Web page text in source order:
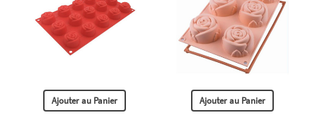
Ajouter au Panier Ajouter au Panier